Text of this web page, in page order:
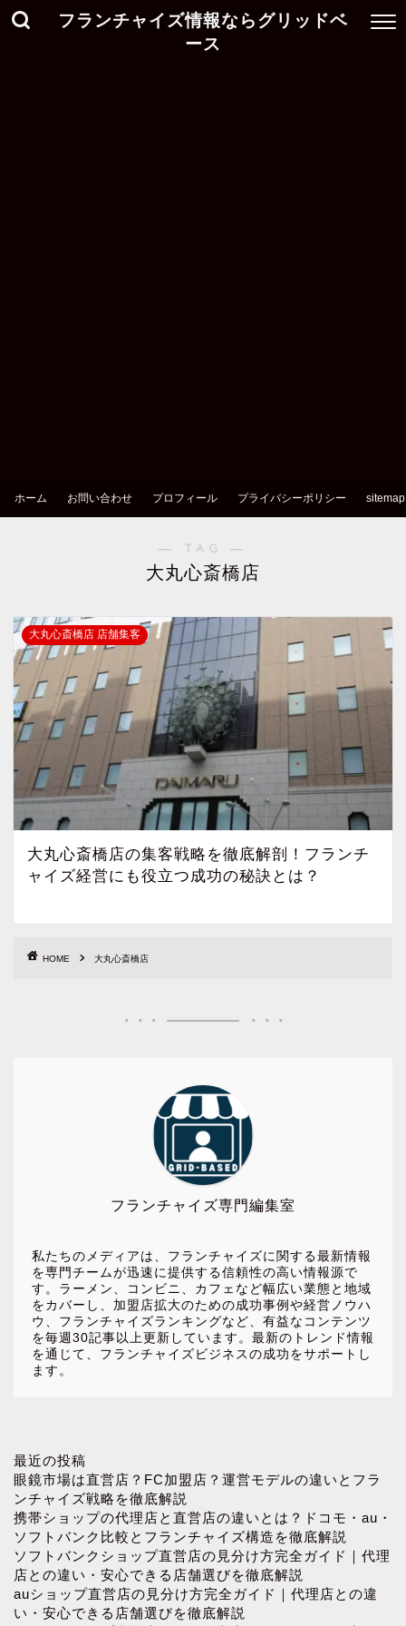
フランチャイズ情報ならグリッドベ
ース
ホーム お問い合わせ プロフィール プライバシーポリシー sitemap
― TAG ―
大丸心斎橋店
大丸心斎橋店 店舗集客
大丸心斎橋店の集客戦略を徹底解剖！フランチ
ャイズ経営にも役立つ成功の秘訣とは？
HOME 大丸心斎橋店
フランチャイズ専門編集室
私たちのメディアは、フランチャイズに関する最新情報
を専門チームが迅速に提供する信頼性の高い情報源で
す。ラーメン、コンビニ、カフェなど幅広い業態と地域
をカバーし、加盟店拡大のための成功事例や経営ノウハ
ウ、フランチャイズランキングなど、有益なコンテンツ
を毎週30記事以上更新しています。最新のトレンド情報
を通じて、フランチャイズビジネスの成功をサポートし
ます。
最近の投稿
眼鏡市場は直営店？FC加盟店？運営モデルの違いとフラ
ンチャイズ戦略を徹底解説
携帯ショップの代理店と直営店の違いとは？ドコモ・au・
ソフトバンク比較とフランチャイズ構造を徹底解説
ソフトバンクショップ直営店の見分け方完全ガイド｜代理
店との違い・安心できる店舗選びを徹底解説
auショップ直営店の見分け方完全ガイド｜代理店との違
い・安心できる店舗選びを徹底解説
お問い合わせ
プロフィール
プライバシーポリシー